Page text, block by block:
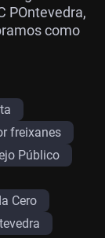
POntevedra,
como
freixanes
Público
Cero